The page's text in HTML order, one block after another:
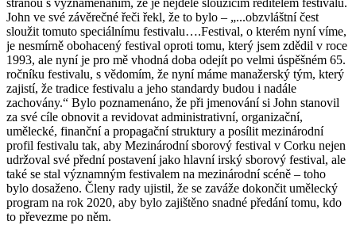
stranou s vyznamenáním, že je nejdéle sloužícím ředitelem festivalu.
John ve své závěrečné řeči řekl, že to bylo – „...obzvláštní čest
sloužit tomuto speciálnímu festivalu….Festival, o kterém nyní víme,
je nesmírně obohacený festival oproti tomu, který jsem zdědil v roce
1993, ale nyní je pro mě vhodná doba odejít po velmi úspěšném 65.
ročníku festivalu, s vědomím, že nyní máme manažerský tým, který
zajistí, že tradice festivalu a jeho standardy budou i nadále
zachovány.“ Bylo poznamenáno, že při jmenování si John stanovil
za své cíle obnovit a revidovat administrativní, organizační,
umělecké, finanční a propagační struktury a posílit mezinárodní
profil festivalu tak, aby Mezinárodní sborový festival v Corku nejen
udržoval své přední postavení jako hlavní irský sborový festival, ale
také se stal významným festivalem na mezinárodní scéně – toho
bylo dosaženo. Členy rady ujistil, že se zaváže dokončit umělecký
program na rok 2020, aby bylo zajištěno snadné předání tomu, kdo
to převezme po něm.